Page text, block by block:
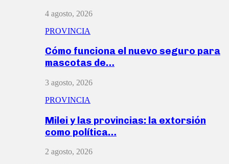
4 agosto, 2026
PROVINCIA
Cómo funciona el nuevo seguro para
mascotas de…
3 agosto, 2026
PROVINCIA
Milei y las provincias: la extorsión
como política…
2 agosto, 2026